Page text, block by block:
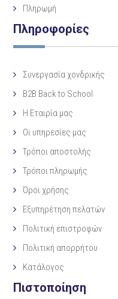
Πληρωμή
Πληροφορίες
Συνεργασία χονδρικής
B2B Back to School
Η Eταιρία μας
Οι υπηρεσίες μας
Τρόποι αποστολής
Τρόποι πληρωμής
Όροι χρήσης
Εξυπηρέτηση πελατών
Πολιτική επιστροφών
Πολιτική απορρήτου
Κατάλογος
Πιστοποίηση